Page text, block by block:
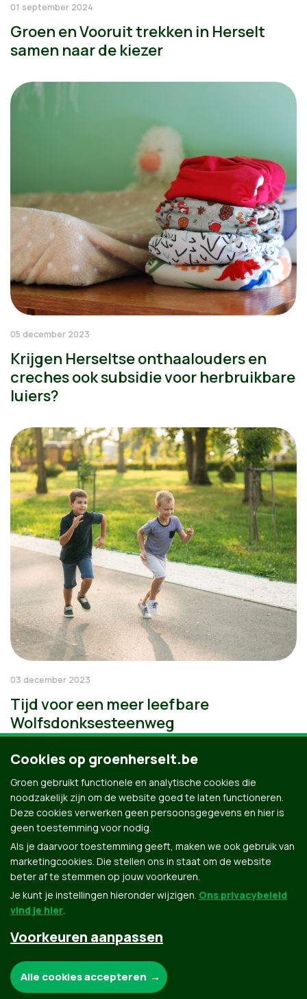
01 september 2024
Groen en Vooruit trekken in Herselt
samen naar de kiezer
05 december 2023
Krijgen Herseltse onthaalouders en
creches ook subsidie voor herbruikbare
luiers?
03 december 2023
Tijd voor een meer leefbare
Wolfsdonksesteenweg
Groen.be
Contact Privacybeleid
Cookies op groenherselt.be
Groen gebruikt functionele en analytische cookies die
noodzakelijk zijn om de website goed te laten functioneren.
Deze cookies verwerken geen persoonsgegevens en hier is
geen toestemming voor nodig.
Als je daarvoor toestemming geeft, maken we ook gebruik van
marketingcookies. Die stellen ons in staat om de website
beter af te stemmen op jouw voorkeuren.
Je kunt je instellingen hieronder wijzigen. Ons privacybeleid
vind je hier.
Voorkeuren aanpassen
Alle cookies accepteren